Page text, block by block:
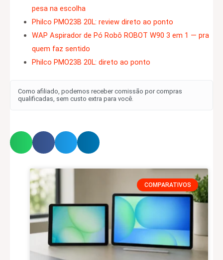
pesa na escolha
Philco PMO23B 20L: review direto ao ponto
WAP Aspirador de Pó Robô ROBOT W90 3 em 1 — pra
quem faz sentido
Philco PMO23B 20L: direto ao ponto
Como afiliado, podemos receber comissão por compras
qualificadas, sem custo extra para você.
COMPARATIVOS